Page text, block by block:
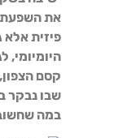
את השפעת
פיזית
קסם
שבו נבקר
במה